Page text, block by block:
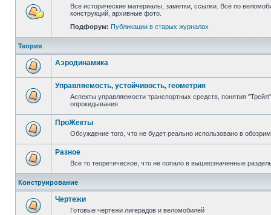
Все исторические материалы, заметки, ссылки. Всё по
конструкций, архивные фото.
Подфорум: Публикации в старых журналах
Теория
Аэродинамика
Управляемость, устойчивость, геометрия
Аспекты управляемости транспортных средств, понятия
опрокидывания
ПроЖекты
Обсуждение того, что не будет реально использовано в
Разное
Все то теоретическое, что не попало в вышеозначенные
Конструирование
Чертежи
Готовые чертежи лигерадов и веломобилей